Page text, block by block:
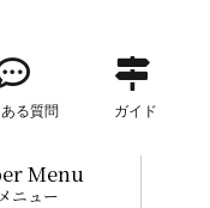
る質問 ガイド
Menu
ニュー